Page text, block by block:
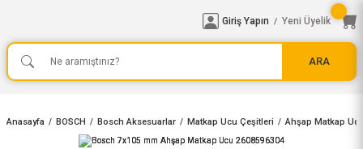
ARA
Giriş Yapın / Yeni Üyelik
Anasayfa BOSCH Bosch Aksesuarlar Matkap Ucu Çeşitleri Ahşap Matkap